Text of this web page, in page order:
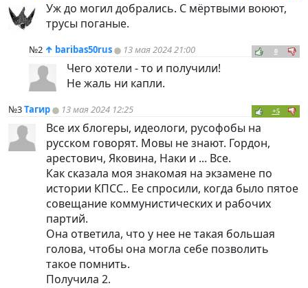
Уж до могил добрались. С мёртвыми воюют,
трусы поганые.
№2 ↑ baribas50rus 13 мая 2024 21:00 0
Чего хотели - то и получили!
Не жаль ни капли.
№3Тагир 13 мая 2024 12:25 +5
Все их блогеры, идеологи, русофобы на
русском говорят. Мовы не знают. Гордон,
арестович, Яковина, Наки и ... Все.
Как сказала моя знакомая на экзамене по
истории КПСС.. Ее спросили, когда было пятое
совещание коммунистических и рабочих
партий.
Она ответила, что у нее не такая большая
голова, чтобы она могла себе позволить
такое помнить.
Получила 2.